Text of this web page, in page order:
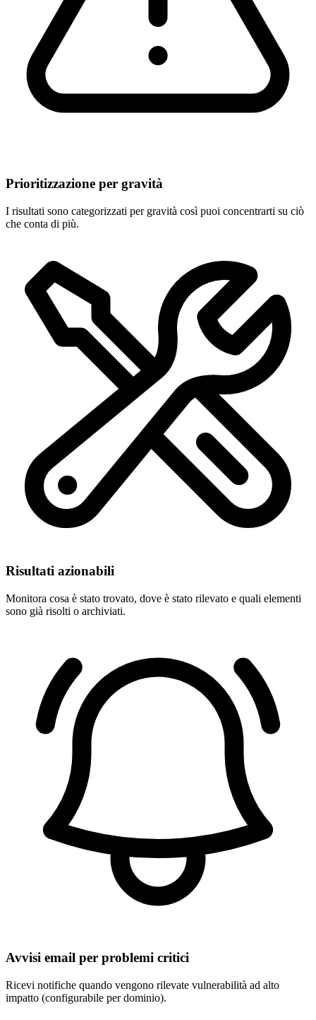
Prioritizzazione per gravità
I risultati sono categorizzati per gravità così puoi concentrarti su ciò
che conta di più.
Risultati azionabili
Monitora cosa è stato trovato, dove è stato rilevato e quali elementi
sono già risolti o archiviati.
Avvisi email per problemi critici
Ricevi notifiche quando vengono rilevate vulnerabilità ad alto
impatto (configurabile per dominio).